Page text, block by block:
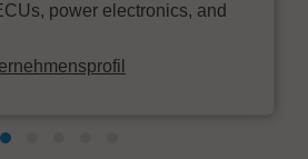
power electronics, and